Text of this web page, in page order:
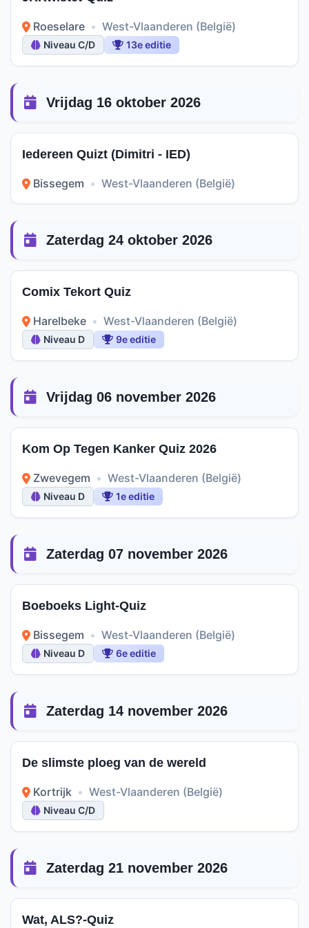
Roeselare • West-Vlaanderen (België)
Niveau C/D 13e editie
Vrijdag 16 oktober 2026
Iedereen Quizt (Dimitri - IED)
Bissegem • West-Vlaanderen (België)
Zaterdag 24 oktober 2026
Comix Tekort Quiz
Harelbeke • West-Vlaanderen (België)
Niveau D 9e editie
Vrijdag 06 november 2026
Kom Op Tegen Kanker Quiz 2026
Zwevegem • West-Vlaanderen (België)
Niveau D 1e editie
Zaterdag 07 november 2026
Boeboeks Light-Quiz
Bissegem • West-Vlaanderen (België)
Niveau D 6e editie
Zaterdag 14 november 2026
De slimste ploeg van de wereld
Kortrijk • West-Vlaanderen (België)
Niveau C/D
Zaterdag 21 november 2026
Wat, ALS?-Quiz